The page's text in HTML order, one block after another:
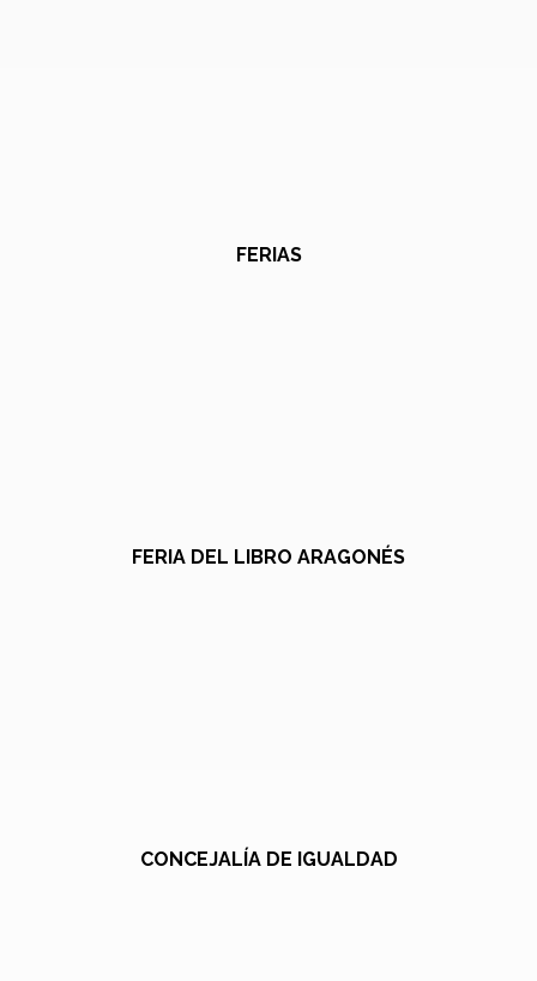
FERIAS
FERIA DEL LIBRO ARAGONÉS
CONCEJALÍA DE IGUALDAD